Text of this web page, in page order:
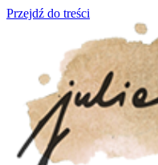
Przejdź do treści